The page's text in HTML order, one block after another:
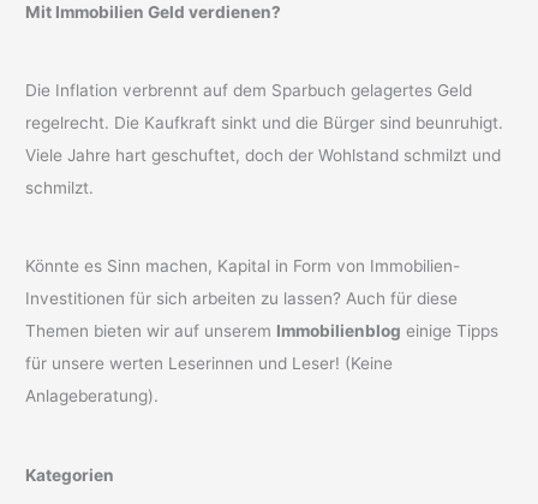
Mit Immobilien Geld verdienen?
Die Inflation verbrennt auf dem Sparbuch gelagertes Geld
regelrecht. Die Kaufkraft sinkt und die Bürger sind beunruhigt.
Viele Jahre hart geschuftet, doch der Wohlstand schmilzt und
schmilzt.
Könnte es Sinn machen, Kapital in Form von Immobilien-
Investitionen für sich arbeiten zu lassen? Auch für diese
Themen bieten wir auf unserem Immobilienblog einige Tipps
für unsere werten Leserinnen und Leser! (Keine
Anlageberatung).
Kategorien